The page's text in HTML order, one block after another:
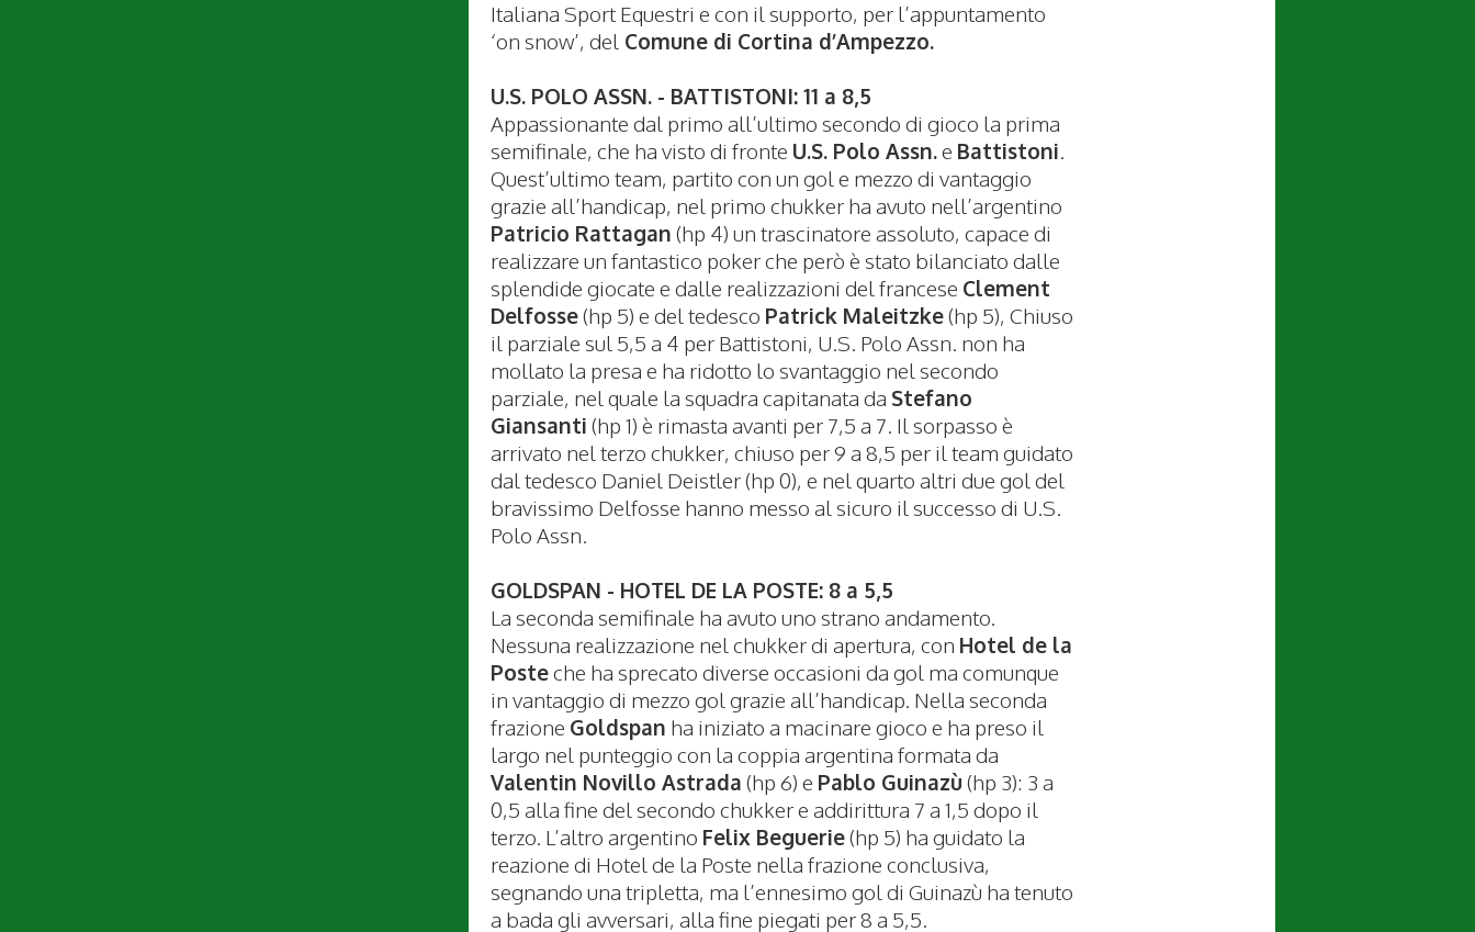
Italiana Sport Equestri e con il supporto, per l’appuntamento
‘on snow’, del Comune di Cortina d’Ampezzo.
U.S. POLO ASSN. - BATTISTONI: 11 a 8,5
Appassionante dal primo all’ultimo secondo di gioco la prima
semifinale, che ha visto di fronte U.S. Polo Assn.e Battistoni
Quest’ultimo team, partito con un gol e mezzo di vantaggio
grazie all’handicap, nel primo chukker ha avuto nell’argentino
Patricio Rattagan (hp 4) un trascinatore assoluto, capace di
realizzare un fantastico poker che però è stato bilanciato dalle
splendide giocate e dalle realizzazioni del francese Clement
Delfosse(hp 5) e del tedesco Patrick Maleitzke(hp 5), Chiuso
il parziale sul 5,5 a 4 per Battistoni, U.S. Polo Assn. non ha
mollato la presa e ha ridotto lo svantaggio nel secondo
parziale, nel quale la squadra capitanata da Stefano
Giansanti (hp 1) è rimasta avanti per 7,5 a 7. Il sorpasso è
arrivato nel terzo chukker, chiuso per 9 a 8,5 per il team guidato
dal tedesco Daniel Deistler (hp 0), e nel quarto altri due gol del
bravissimo Delfosse hanno messo al sicuro il successo di U.S.
Polo Assn.
GOLDSPAN - HOTEL DE LA POSTE: 8 a 5,5
La seconda semifinale ha avuto uno strano andamento.
Nessuna realizzazione nel chukker di apertura, con Hotel de la
Posteche ha sprecato diverse occasioni da gol ma comunque
in vantaggio di mezzo gol grazie all’handicap. Nella seconda
frazione Goldspan ha iniziato a macinare gioco e ha preso il
largo nel punteggio con la coppia argentina formata da
Valentin Novillo Astrada (hp 6) e Pablo Guinazù (hp 3): 3 a
0,5 alla fine del secondo chukker e addirittura 7 a 1,5 dopo il
terzo. L’altro argentino Felix Beguerie(hp 5) ha guidato la
reazione di Hotel de la Poste nella frazione conclusiva,
segnando una tripletta, ma l’ennesimo gol di Guinazù ha tenuto
a bada gli avversari, alla fine piegati per 8 a 5,5.